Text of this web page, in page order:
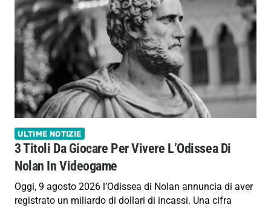
ULTIME NOTIZIE
3 Titoli Da Giocare Per Vivere L’Odissea Di
Nolan In Videogame
Oggi, 9 agosto 2026 l’Odissea di Nolan annuncia di aver
registrato un miliardo di dollari di incassi. Una cifra